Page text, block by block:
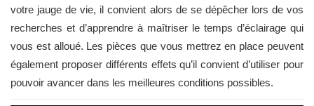
votre jauge de vie, il convient alors de se dépêcher lors de vos
recherches et d’apprendre à maîtriser le temps d’éclairage qui
vous est alloué. Les pièces que vous mettrez en place peuvent
également proposer différents effets qu’il convient d’utiliser pour
pouvoir avancer dans les meilleures conditions possibles.